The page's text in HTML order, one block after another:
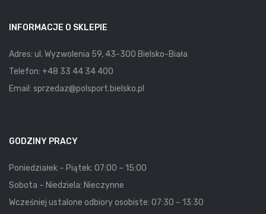
INFORMACJE O SKLEPIE
Adres: ul. Wyzwolenia 59, 43-300 Bielsko-Biała
Telefon: +48 33 44 34 400
Email: sprzedaz@polsport.bielsko.pl
GODZINY PRACY
Poniedziałek – Piątek: 07:00 – 15:00
Sobota – Niedziela: Nieczynne
Wcześniej ustalone odbiory osobiste: 07:30 – 13:30